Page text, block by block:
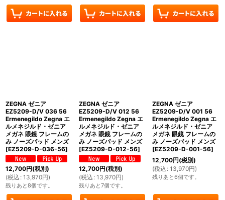
ZEGNA ゼニア
EZ5209-D/V 036 56
Ermenegildo Zegna エ
ルメネジルド・ゼニア
メガネ 眼鏡 フレームの
み ノーズパッド メンズ
[EZ5209-D-036-56]
12,700円(税別)
(税込 : 13,970円)
残りあと8個です。
ZEGNA ゼニア
EZ5209-D/V 012 56
Ermenegildo Zegna エ
ルメネジルド・ゼニア
メガネ 眼鏡 フレームの
み ノーズパッド メンズ
[EZ5209-D-012-56]
12,700円(税別)
(税込 : 13,970円)
残りあと7個です。
ZEGNA ゼニア
EZ5209-D/V 001 56
Ermenegildo Zegna エ
ルメネジルド・ゼニア
メガネ 眼鏡 フレームの
み ノーズパッド メンズ
[EZ5209-D-001-56]
12,700円(税別)
(税込 : 13,970円)
残りあと6個です。